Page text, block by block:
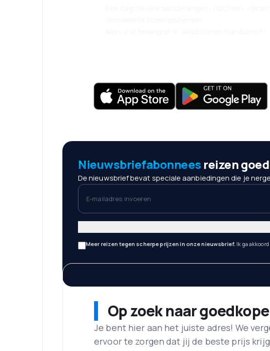
Nieuwsbriefabonnees reizen
De nieuwsbrief bevat speciale aanbiedingen die je
E-mailadres invoeren
Meer reizen tegen scherpe prijzen in onze nieuwsbrief. Ik ga
Op zoek naar
Je bent hier aan het juiste adres! We
ervoor te zorgen dat jij de beste prijs